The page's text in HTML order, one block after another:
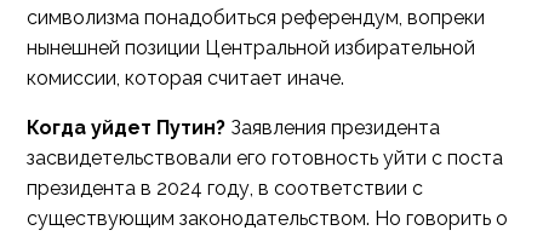
символизма понадобиться референдум, вопреки
нынешней позиции Центральной избирательной
комиссии, которая считает иначе.
Когда уйдет Путин? Заявления президента
засвидетельствовали его готовность уйти с поста
президента в 2024 году, в соответствии с
существующим законодательством. Но говорить о